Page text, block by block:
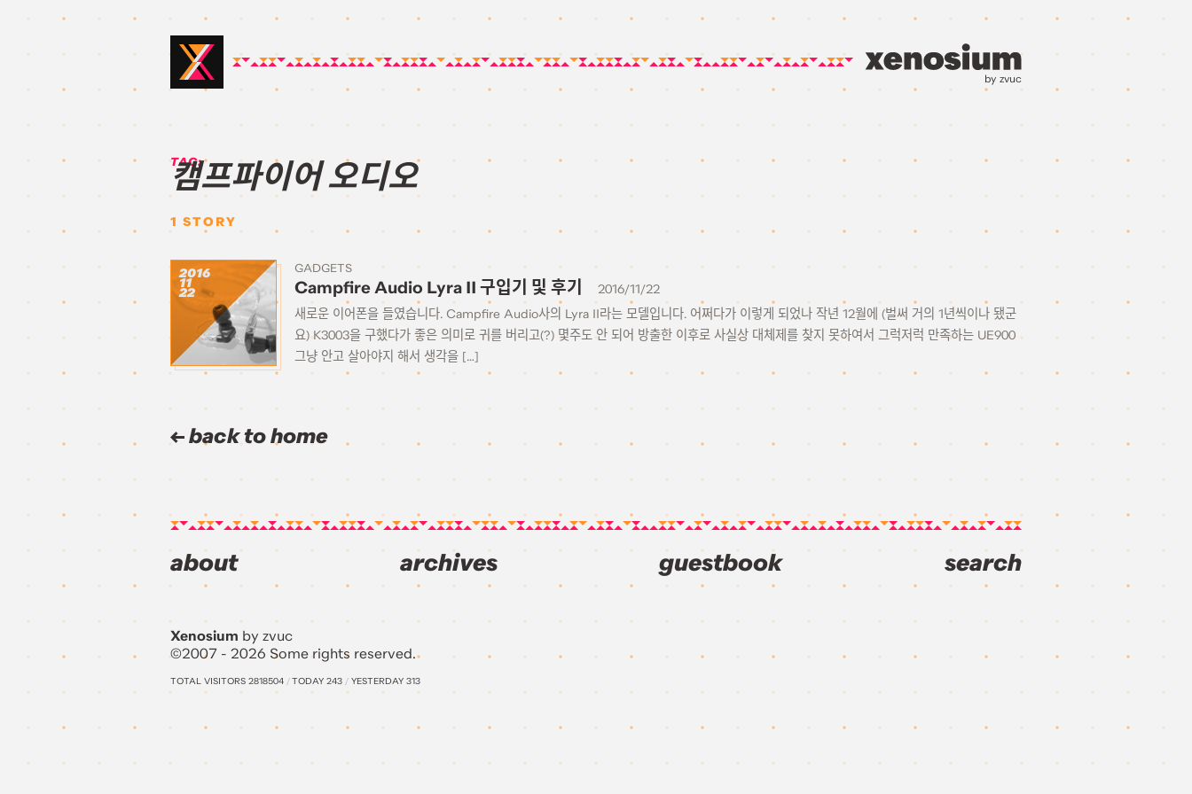
by zvuc
TAG:
캠프파이어 오디오
1 STORY
2016
11
22
GADGETS
Campfire Audio Lyra II 구입기 및 후기
2016/11/22
새로운 이어폰을 들였습니다. Campfire Audio사의 Lyra II라는 모델입니다. 어쩌다가 이렇게 되었나 작년 12월에 (벌써 거의 1년씩이나 됐군
요) K3003을 구했다가 좋은 의미로 귀를 버리고(?) 몇주도 안 되어 방출한 이후로 사실상 대체제를 찾지 못하여서 그럭저럭 만족하는 UE900
그냥 안고 살아야지 해서 생각을 […]
back to home
about archives guestbook search
Xenosium by zvuc
©2007 - 2026 Some rights reserved.
TOTAL VISITORS 2818504 /TODAY 243 / YESTERDAY 313